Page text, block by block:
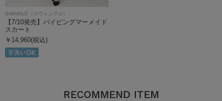
SWINGLE（スウィングル）
【7/10発売】パイピングマーメイド
スカート
￥14,960(税込)
RECOMMEND ITEM